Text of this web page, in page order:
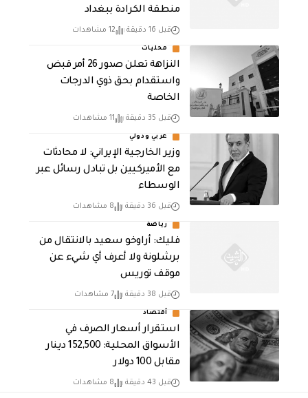
منطقة الكرادة ببغداد
قبل 16 دقيقة 12 مشاهدات
محليات
النزاهة تعلن صدور 26 أمر قبض
واستقدام بحق ذوي الدرجات
الخاصة
قبل 35 دقيقة 11 مشاهدات
عربي ودولي
‏وزير الخارجية الإيراني: لا محادثات
مع الأميركيين بل تبادل رسائل عبر
الوسطاء
قبل 36 دقيقة 8 مشاهدات
رياضة
فليك: أراوخو سعيد بالانتقال من
برشلونة ولا أعرف أي شيء عن
موقف توريس
قبل 38 دقيقة 7 مشاهدات
أقتصاد
استقرار أسعار الصرف في
الأسواق المحلية: 152,500 دينار
مقابل 100 دولار
قبل 43 دقيقة 8 مشاهدات